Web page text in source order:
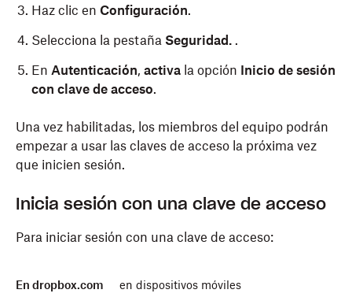
Haz clic en Configuración.
Selecciona la pestaña Seguridad. .
En Autenticación, activa la opción Inicio de sesión
con clave de acceso.
Una vez habilitadas, los miembros del equipo podrán
empezar a usar las claves de acceso la próxima vez
que inicien sesión.
Inicia sesión con una clave de acceso
Para iniciar sesión con una clave de acceso:
En dropbox.com en dispositivos móviles